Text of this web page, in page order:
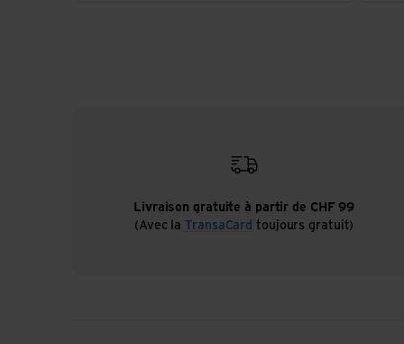
Livraison gratuite à partir de CHF 99
(Avec la TransaCard toujours gratuit)